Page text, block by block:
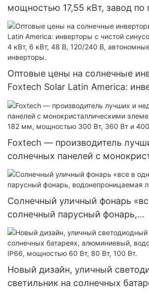
мощностью 17,55 кВт, завод по
солнечных батарей для
Колумбии, автономная
Оптовые цены на солнечные
Foxtech Solar Latin America:
чистой синусоидальной волной,
48 В, 120/240 В, автономные
инверторы.
Foxtech — производитель
солнечных панелей с
элементами диаметром 182
300 Вт, 360 Вт и 400 Вт.
Солнечный уличный фонарь
солнечный парусный фонарь,
водонепроницаемая лампа
Новый дизайн, уличный
светильник на солнечных